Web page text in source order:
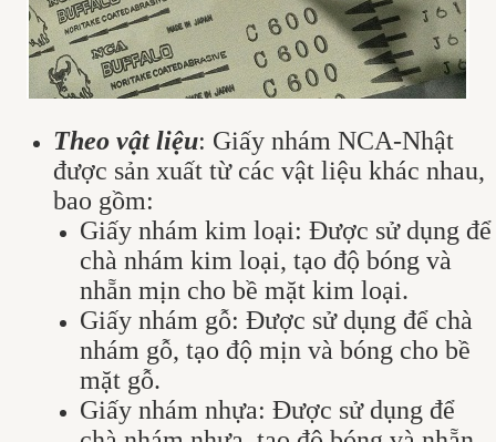
Theo vật liệu: Giấy nhám NCA-Nhật
được sản xuất từ các vật liệu khác nhau,
bao gồm:
Giấy nhám kim loại: Được sử dụng để
chà nhám kim loại, tạo độ bóng và
nhẵn mịn cho bề mặt kim loại.
Giấy nhám gỗ: Được sử dụng để chà
nhám gỗ, tạo độ mịn và bóng cho bề
mặt gỗ.
Giấy nhám nhựa: Được sử dụng để